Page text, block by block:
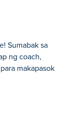
Sumabak sa
ng coach,
makapasok